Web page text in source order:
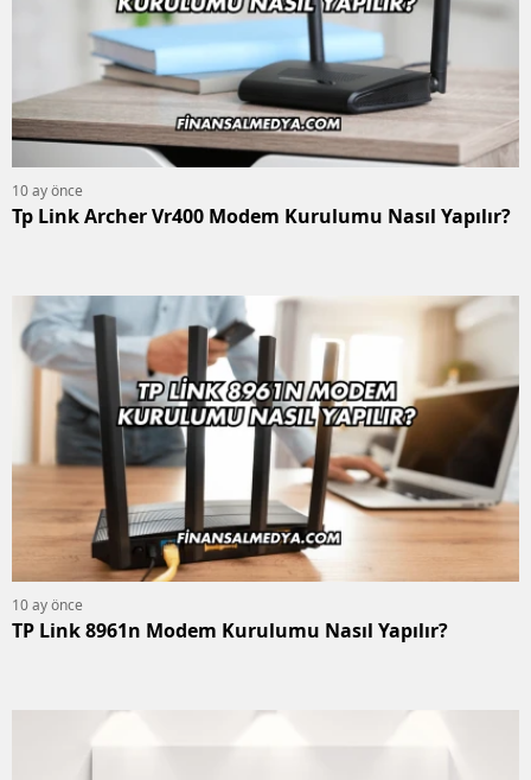
10 ay önce
Tp Link Archer Vr400 Modem Kurulumu Nasıl Yapılır?
10 ay önce
TP Link 8961n Modem Kurulumu Nasıl Yapılır?